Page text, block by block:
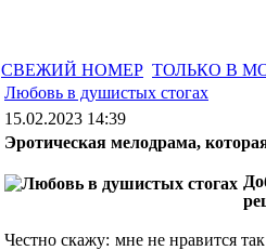
СВЕЖИЙ НОМЕР ТОЛЬКО В
Любовь в душистых стогах
15.02.2023 14:39
Эротическая мелодрама,
Честно скажу: мне не нравится